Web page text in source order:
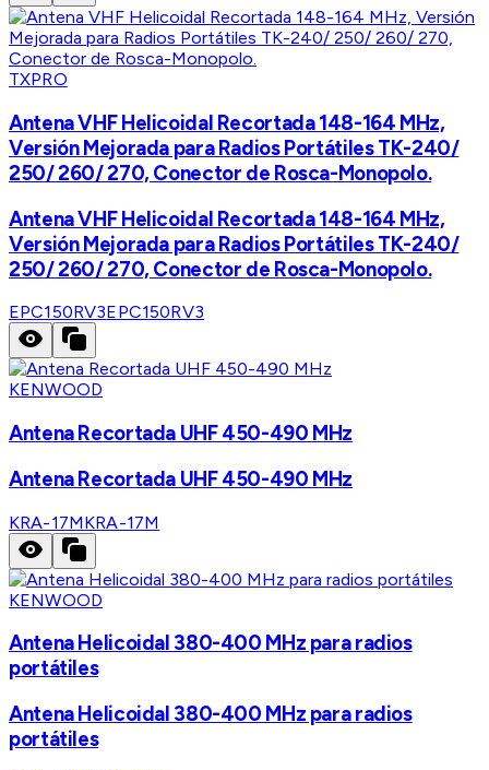
TXPRO
Antena VHF Helicoidal Recortada 148-164 MHz,
Versión Mejorada para Radios Portátiles TK-240/
250/ 260/ 270, Conector de Rosca-Monopolo.
Antena VHF Helicoidal Recortada 148-164 MHz,
Versión Mejorada para Radios Portátiles TK-240/
250/ 260/ 270, Conector de Rosca-Monopolo.
EPC150RV3EPC150RV3
KENWOOD
Antena Recortada UHF 450-490 MHz
Antena Recortada UHF 450-490 MHz
KRA-17MKRA-17M
KENWOOD
Antena Helicoidal 380-400 MHz para radios
portátiles
Antena Helicoidal 380-400 MHz para radios
portátiles